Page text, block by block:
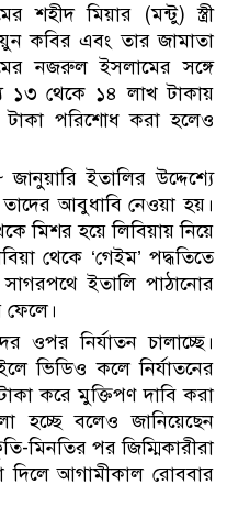
শহীদ মিয়ার (মন্টু) স্ত্রী
কবির এবং তার জামাতা
নজরুল ইসলামের সঙ্গে
১৩ থেকে ১৪ লাখ টাকায়
পরিশোধ করা হলেও
ইতালির উদ্দেশ্যে
আবুধাবি নেওয়া হয়।
মিশর হয়ে লিবিয়ায় নিয়ে
থেকে ‘গেইম’ পদ্ধতিতে
ইতালি পাঠানোর
ফেলে।
ওপর নির্যাতন চালাচ্ছে।
ভিডিও কলে নির্যাতনের
করে মুক্তিপণ দাবি করা
হচ্ছে বলেও জানিয়েছেন
মিনতির পর জিম্মিকারীরা
দিলে আগামীকাল রোববার